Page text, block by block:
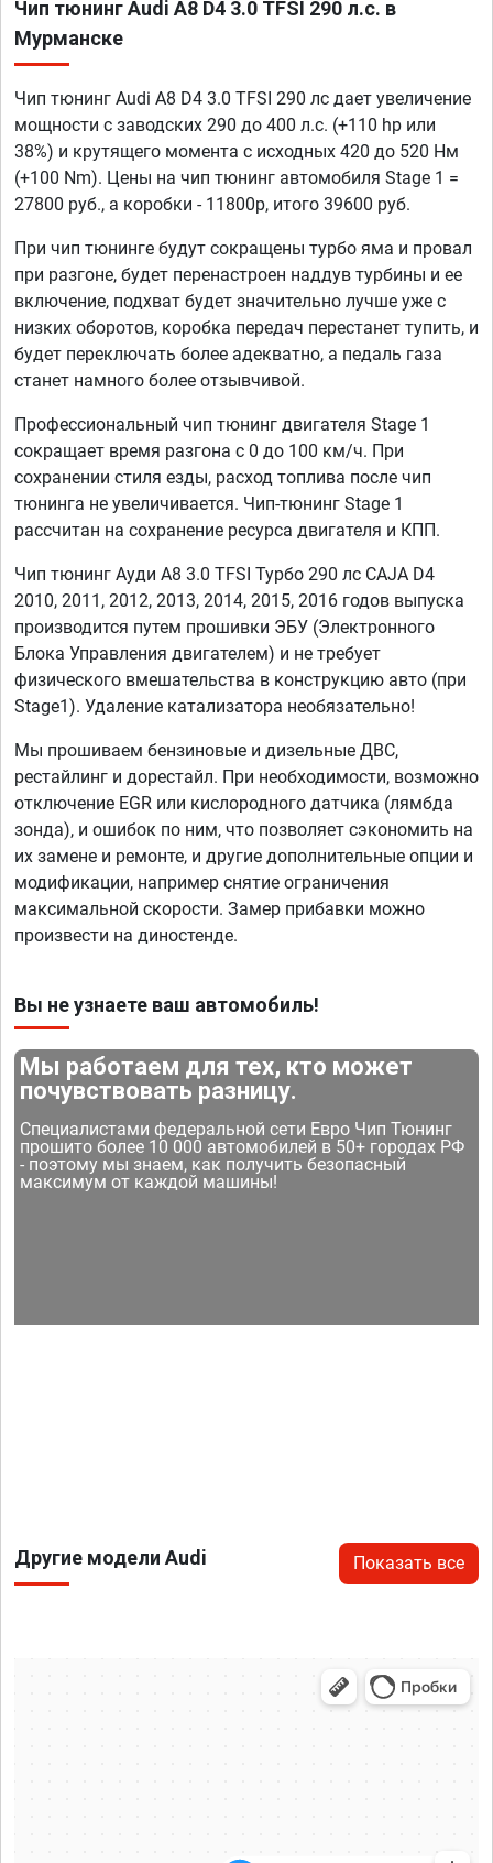
Чип тюнинг Audi A8 D4 3.0 TFSI 290 л.с. в
Мурманске
Чип тюнинг Audi A8 D4 3.0 TFSI 290 лс дает увеличение
мощности с заводских 290 до 400 л.с. (+110 hp или
38%) и крутящего момента с исходных 420 до 520 Нм
(+100 Nm). Цены на чип тюнинг автомобиля Stage 1 =
27800 руб., а коробки - 11800р, итого 39600 руб.
При чип тюнинге будут сокращены турбо яма и провал
при разгоне, будет перенастроен наддув турбины и ее
включение, подхват будет значительно лучше уже с
низких оборотов, коробка передач перестанет тупить, и
будет переключать более адекватно, а педаль газа
станет намного более отзывчивой.
Профессиональный чип тюнинг двигателя Stage 1
сокращает время разгона с 0 до 100 км/ч. При
сохранении стиля езды, расход топлива после чип
тюнинга не увеличивается. Чип-тюнинг Stage 1
рассчитан на сохранение ресурса двигателя и КПП.
Чип тюнинг Ауди А8 3.0 TFSI Турбо 290 лс CAJA D4
2010, 2011, 2012, 2013, 2014, 2015, 2016 годов выпуска
производится путем прошивки ЭБУ (Электронного
Блока Управления двигателем) и не требует
физического вмешательства в конструкцию авто (при
Stage1). Удаление катализатора необязательно!
Мы прошиваем бензиновые и дизельные ДВС,
рестайлинг и дорестайл. При необходимости, возможно
отключение EGR или кислородного датчика (лямбда
зонда), и ошибок по ним, что позволяет сэкономить на
их замене и ремонте, и другие дополнительные опции и
модификации, например снятие ограничения
максимальной скорости. Замер прибавки можно
произвести на диностенде.
Вы не узнаете ваш автомобиль!
Мы работаем для тех, кто может
почувствовать разницу.
Специалистами федеральной сети Евро Чип Тюнинг
прошито более 10 000 автомобилей в 50+ городах РФ
- поэтому мы знаем, как получить безопасный
максимум от каждой машины!
Другие модели Audi Показать все